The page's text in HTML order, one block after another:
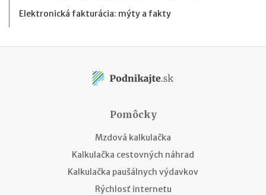
Elektronická fakturácia: mýty a fakty
Pomôcky
Mzdová kalkulačka
Kalkulačka cestovných náhrad
Kalkulačka paušálnych výdavkov
Rýchlosť internetu